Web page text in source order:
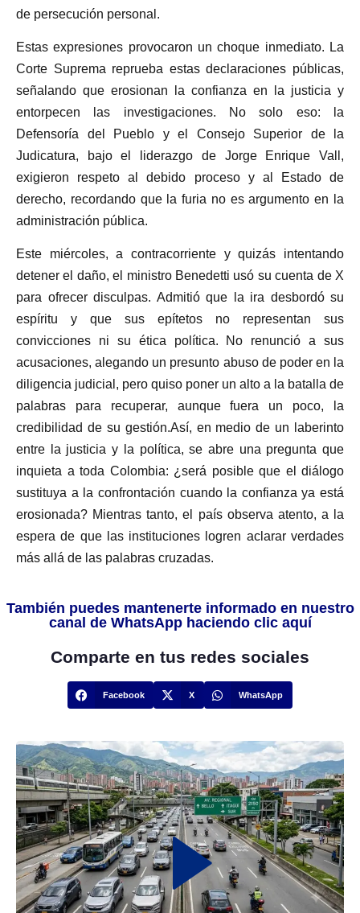
de persecución personal.
Estas expresiones provocaron un choque inmediato. La
Corte Suprema reprueba estas declaraciones públicas,
señalando que erosionan la confianza en la justicia y
entorpecen las investigaciones. No solo eso: la
Defensoría del Pueblo y el Consejo Superior de la
Judicatura, bajo el liderazgo de Jorge Enrique Vall,
exigieron respeto al debido proceso y al Estado de
derecho, recordando que la furia no es argumento en la
administración pública.
Este miércoles, a contracorriente y quizás intentando
detener el daño, el ministro Benedetti usó su cuenta de X
para ofrecer disculpas. Admitió que la ira desbordó su
espíritu y que sus epítetos no representan sus
convicciones ni su ética política. No renunció a sus
acusaciones, alegando un presunto abuso de poder en la
diligencia judicial, pero quiso poner un alto a la batalla de
palabras para recuperar, aunque fuera un poco, la
credibilidad de su gestión.Así, en medio de un laberinto
entre la justicia y la política, se abre una pregunta que
inquieta a toda Colombia: ¿será posible que el diálogo
sustituya a la confrontación cuando la confianza ya está
erosionada? Mientras tanto, el país observa atento, a la
espera de que las instituciones logren aclarar verdades
más allá de las palabras cruzadas.
También puedes mantenerte informado en nuestro
canal de WhatsApp haciendo clic aquí
Comparte en tus redes sociales
Facebook X WhatsApp